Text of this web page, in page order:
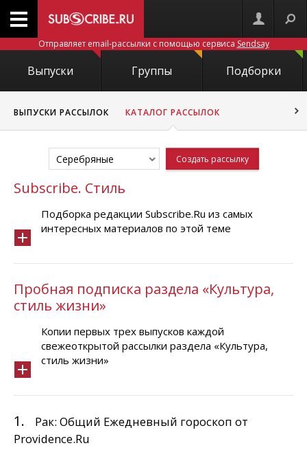
Отправляет email-рассылки с помощью сервиса Sendsay
Выпуски Группы Подборки
ВЫПУСКИ РАССЫЛОК КАТАЛОГ РАССЫЛОК
Серебряные Создать рассылку
Subscribe. Стиль
Подборка редакции Subscribe.Ru из самых
интересных материалов по этой теме
Пробная подписка раздела «Культура,
стиль жизни»
Копии первых трех выпусков каждой
свежеоткрытой рассылки раздела «Культура,
стиль жизни»
1.
Рак: Общий Ежедневный гороскоп от
Providence.Ru